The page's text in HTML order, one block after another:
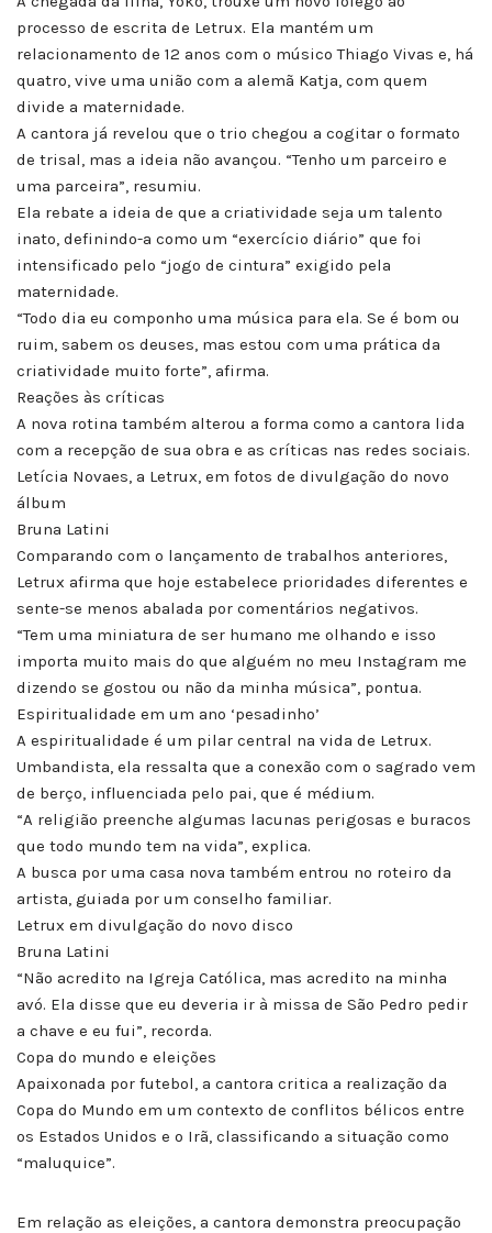
processo de escrita de Letrux. Ela mantém um
relacionamento de 12 anos com o músico Thiago Vivas e, há
quatro, vive uma união com a alemã Katja, com quem
divide a maternidade.
A cantora já revelou que o trio chegou a cogitar o formato
de trisal, mas a ideia não avançou. “Tenho um parceiro e
uma parceira”, resumiu.
Ela rebate a ideia de que a criatividade seja um talento
inato, definindo-a como um “exercício diário” que foi
intensificado pelo “jogo de cintura” exigido pela
maternidade.
“Todo dia eu componho uma música para ela. Se é bom ou
ruim, sabem os deuses, mas estou com uma prática da
criatividade muito forte”, afirma.
Reações às críticas
A nova rotina também alterou a forma como a cantora lida
com a recepção de sua obra e as críticas nas redes sociais.
Letícia Novaes, a Letrux, em fotos de divulgação do novo
álbum
Bruna Latini
Comparando com o lançamento de trabalhos anteriores,
Letrux afirma que hoje estabelece prioridades diferentes e
sente-se menos abalada por comentários negativos.
“Tem uma miniatura de ser humano me olhando e isso
importa muito mais do que alguém no meu Instagram me
dizendo se gostou ou não da minha música”, pontua.
Espiritualidade em um ano ‘pesadinho’
A espiritualidade é um pilar central na vida de Letrux.
Umbandista, ela ressalta que a conexão com o sagrado vem
de berço, influenciada pelo pai, que é médium.
“A religião preenche algumas lacunas perigosas e buracos
que todo mundo tem na vida”, explica.
A busca por uma casa nova também entrou no roteiro da
artista, guiada por um conselho familiar.
Letrux em divulgação do novo disco
Bruna Latini
“Não acredito na Igreja Católica, mas acredito na minha
avó. Ela disse que eu deveria ir à missa de São Pedro pedir
a chave e eu fui”, recorda.
Copa do mundo e eleições
Apaixonada por futebol, a cantora critica a realização da
Copa do Mundo em um contexto de conflitos bélicos entre
os Estados Unidos e o Irã, classificando a situação como
“maluquice”.
Em relação as eleições, a cantora demonstra preocupação